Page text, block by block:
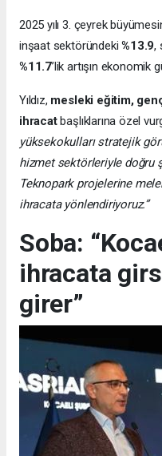
2025 yılı 3. çeyrek
inşaat sektöründeki%13.9,
%11.7’lik artışın ekonomik
Yıldız, mesleki eğitim,
ihracatbaşlıklarına özel
yüksekokulları stratejik
hizmet sektörleriyle doğru
Teknopark projelerine
ihracata yönlendiriyoruz.”
Soba:
ihracata
girer”